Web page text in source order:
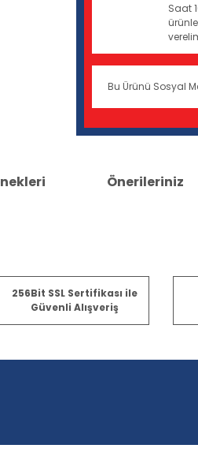
Saat
Bu Ürünü Sosyal
Önerileriniz
ürüne ilk yorumu siz yapın!
noktaları öneri formunu
256Bit SSL Sertifikası ile
Güvenli Alışveriş